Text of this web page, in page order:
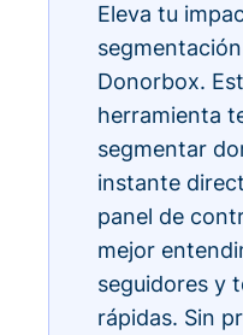
Eleva tu
Donorbox.
herramienta
segmentar
instante
panel de
mejor
seguidores y
rápidas. Sin